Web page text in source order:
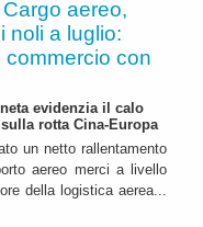
Cargo aereo,
noli a luglio:
commercio con
evidenzia il calo
rotta Cina-Europa
un netto rallentamento
aereo merci a livello
della logistica aerea...